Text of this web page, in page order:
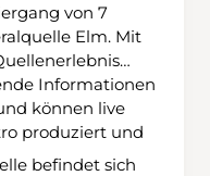
von 7
Elm. Mit
Informationen
können live
produziert und
befindet sich